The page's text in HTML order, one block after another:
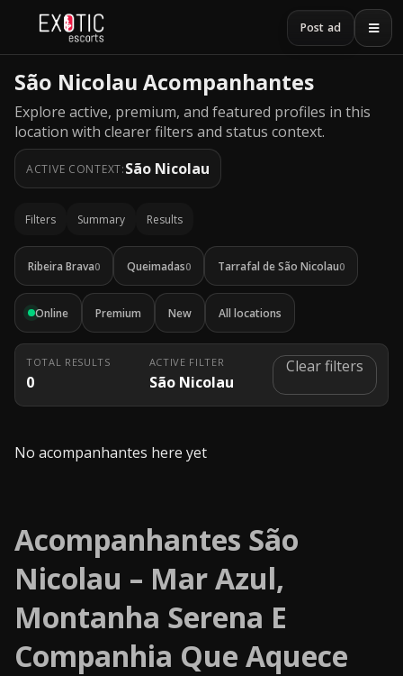
Post ad
São Nicolau Acompanhantes
Explore active, premium, and featured profiles in this
location with clearer filters and status context.
ACTIVE CONTEXT:São Nicolau
Filters Summary Results
Ribeira Brava0 Queimadas0 Tarrafal de São Nicolau0
Online Premium New All locations
TOTAL RESULTS
0
ACTIVE FILTER
São Nicolau
Clear filters
No acompanhantes here yet
Acompanhantes São
Nicolau – Mar Azul,
Montanha Serena E
Companhia Que Aquece